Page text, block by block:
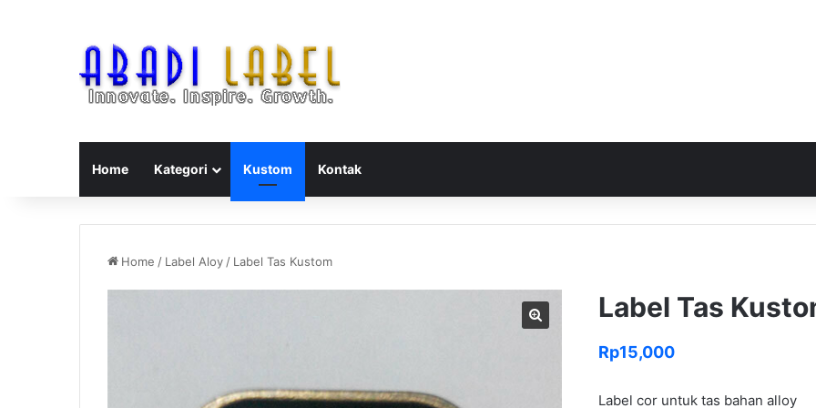
Home Kategori Kustom Kontak
Home / Label Aloy / Label Tas Kustom
Label Tas
Rp15,000
Label cor untuk tas bahan alloy